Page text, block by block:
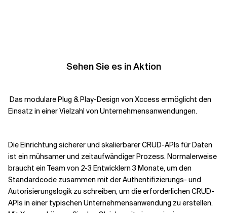
Sehen Sie es in Aktion
Das modulare Plug & Play-Design von Xccess ermöglicht den
Einsatz in einer Vielzahl von Unternehmensanwendungen.
Die Einrichtung sicherer und skalierbarer CRUD-APIs für Daten
ist ein mühsamer und zeitaufwändiger Prozess. Normalerweise
braucht ein Team von 2-3 Entwicklern 3 Monate, um den
Standardcode zusammen mit der Authentifizierungs- und
Autorisierungslogik zu schreiben, um die erforderlichen CRUD-
APIs in einer typischen Unternehmensanwendung zu erstellen.